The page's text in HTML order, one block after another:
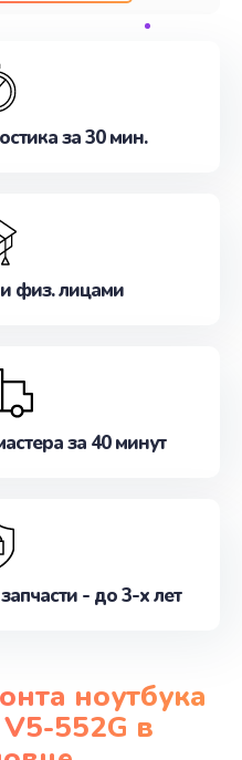
записаться на
за 30 мин.
физ. лицами
за 40 минут
- до 3-х лет
ноутбука
552G в